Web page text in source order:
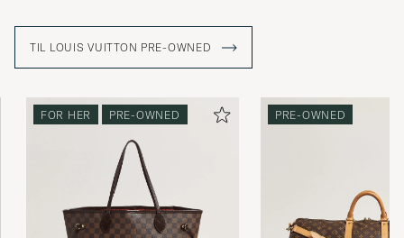
Louis Vuitton har gennem årene designet mange ikoniske
"Keepall" er en af dem. Denne er skabt i en masse
forskellige designs, og frem for alt i deres ikoniske LV
TIL LOUIS VUITTON PRE-OWNED
FOR HER PRE-OWNED PRE-OWNED